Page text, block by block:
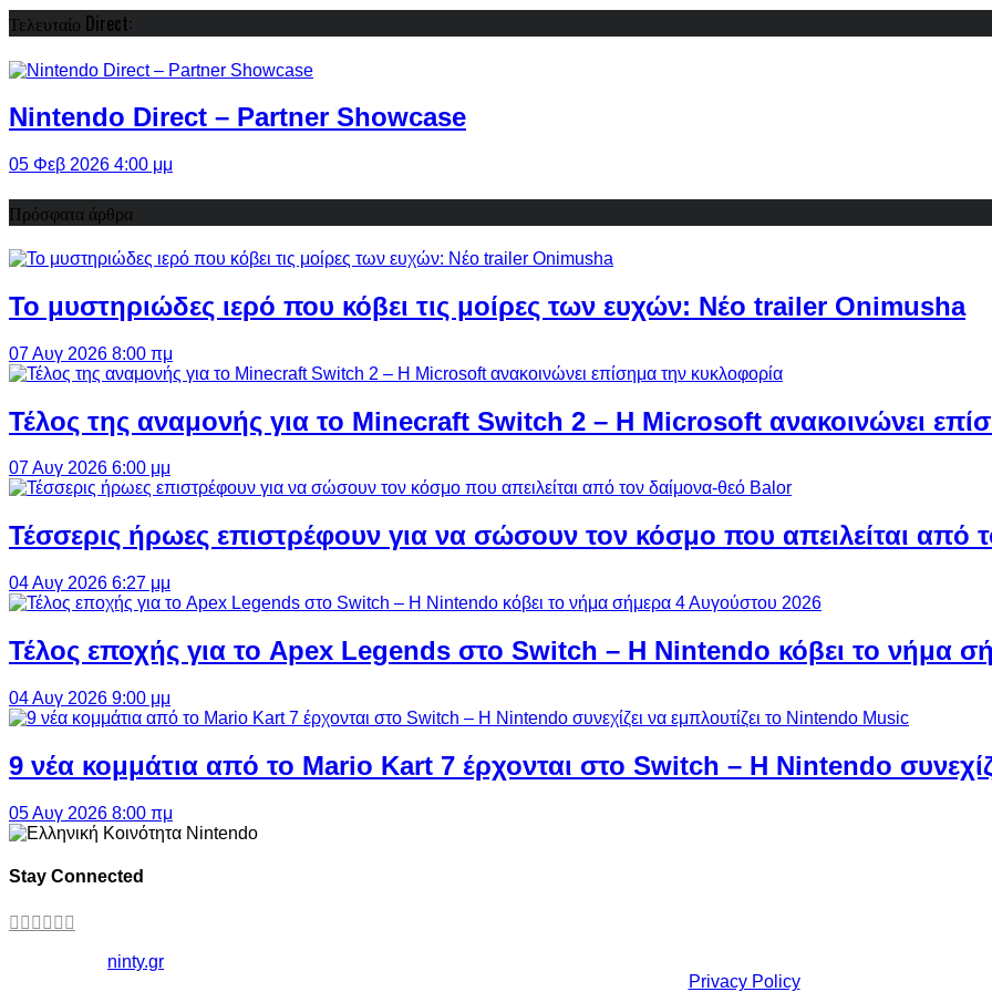
Τελευταίο Direct:
Nintendo Direct – Partner Showcase
05 Φεβ 2026 4:00 μμ
Πρόσφατα άρθρα
Το μυστηριώδες ιερό που κόβει τις μοίρες των ευχών: Νέο trailer Onimusha
07 Αυγ 2026 8:00 πμ
Τέλος της αναμονής για το Minecraft Switch 2 – Η Microsoft ανακοινώνει
07 Αυγ 2026 6:00 μμ
Τέσσερις ήρωες επιστρέφουν για να σώσουν τον κόσμο που απειλείται από
04 Αυγ 2026 6:27 μμ
Τέλος εποχής για το Apex Legends στο Switch – Η Nintendo κόβει το νήμα
04 Αυγ 2026 9:00 μμ
9 νέα κομμάτια από το Mario Kart 7 έρχονται στο Switch – Η Nintendo
05 Αυγ 2026 8:00 πμ
Stay Connected
ninty.gr
Privacy Policy